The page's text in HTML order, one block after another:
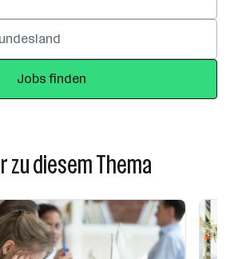
Jobs finden
zu diesem Thema